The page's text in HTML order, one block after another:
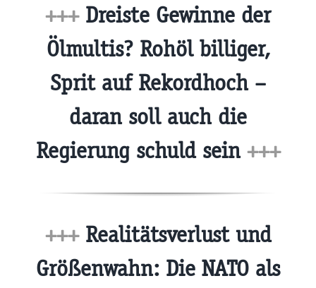
+++Dreiste Gewinne der
Ölmultis? Rohöl billiger,
Sprit auf Rekordhoch –
daran soll auch die
Regierung schuld sein +++
+++Realitätsverlust und
Größenwahn: Die NATO als